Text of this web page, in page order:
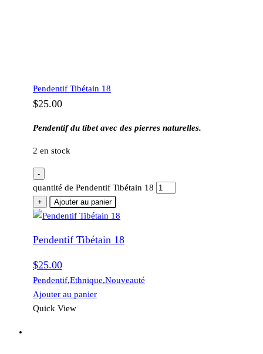
Pendentif Tibétain 18
$25.00
Pendentif du tibet avec des pierres naturelles.
2 en stock
-
quantité de Pendentif Tibétain 18
+ Ajouter au panier
Pendentif Tibétain 18
$25.00
Pendentif,Ethnique,Nouveauté
Ajouter au panier
Quick View